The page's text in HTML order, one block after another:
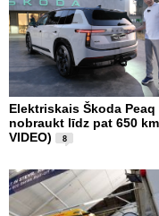
Elektriskais Škoda Peaq
nobraukt līdz pat 650
VIDEO)
8